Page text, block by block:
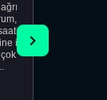
tek
içki